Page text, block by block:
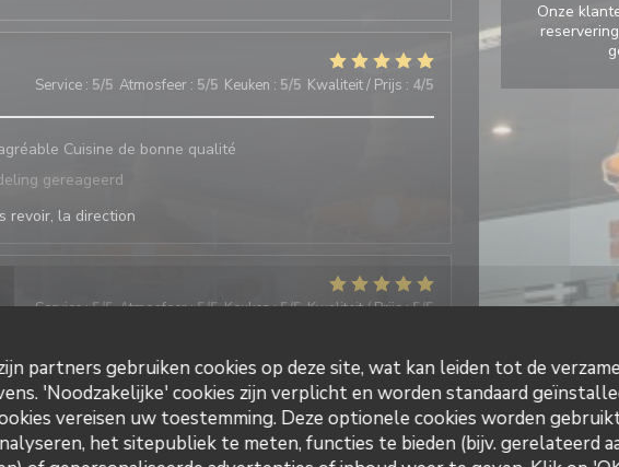
partners gebruiken cookies op deze site, wat kan leiden tot de
'Noodzakelijke' cookies zijn verplicht en worden standaard
vereisen uw toestemming. Deze optionele cookies worden
het sitepubliek te meten, functies te bieden (bijv. gerelateerd
Service : 5/5 Atmosfeer : 5/5 Keuken : 5/5 Kwaliteit / Prijs : 4/5
Cuisine de bonne qualité
gereageerd
revoir, la direction
Service:5/5 Atmosfeer:5/5 Keuken:5/5 Kwaliteit / Prijs:5/5
gereageerd
revoir, la direction
Onze